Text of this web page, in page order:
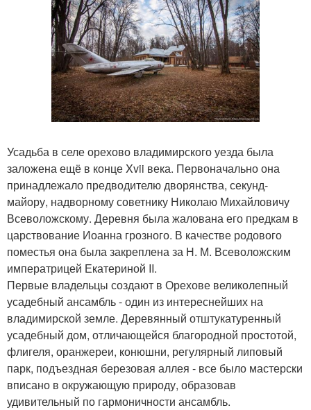
Усадьба в селе орехово владимирского уезда была
заложена ещё в конце Xvii века. Первоначально она
принадлежало предводителю дворянства, секунд-
майору, надворному советнику Николаю Михайловичу
Всеволожскому. Деревня была жалована его предкам в
царствование Иоанна грозного. В качестве родового
поместья она была закреплена за Н. М. Всеволожским
императрицей Екатериной II.
Первые владельцы создают в Орехове великолепный
усадебный ансамбль - один из интереснейших на
владимирской земле. Деревянный отштукатуренный
усадебный дом, отличающейся благородной простотой,
флигеля, оранжереи, конюшни, регулярный липовый
парк, подъездная березовая аллея - все было мастерски
вписано в окружающую природу, образовав
удивительный по гармоничности ансамбль.